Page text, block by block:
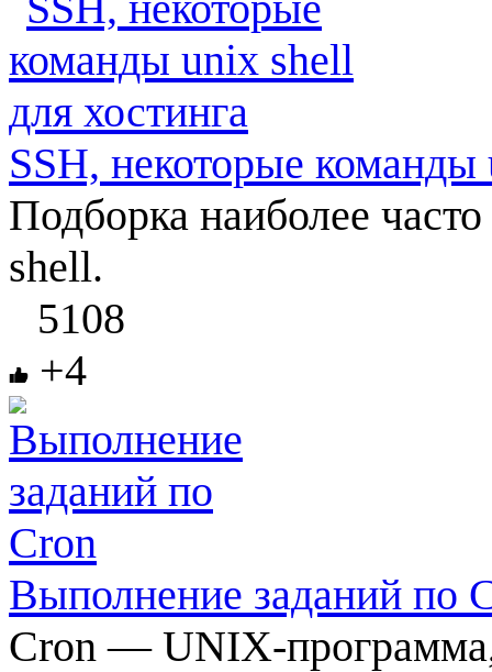
SSH, некоторые
Подборка наиболее
shell.
5108
+4
Выполнение заданий по
Cron — UNIX-программа,